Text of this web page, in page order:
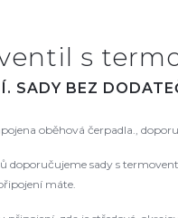
s
SADY BEZ
oběhová čerpadla.,
doporučujeme sady s
máte.